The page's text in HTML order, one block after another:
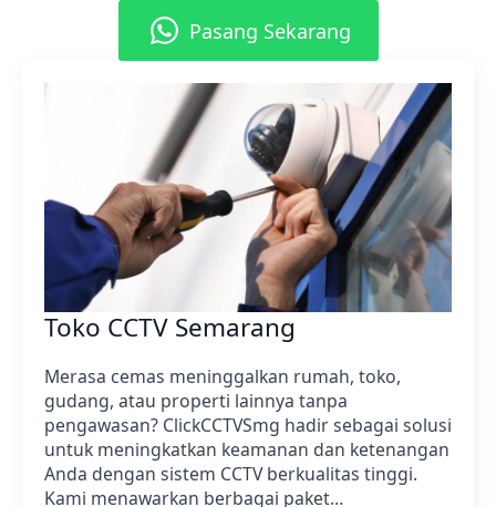
Pasang Sekarang
Toko CCTV Semarang
Merasa cemas meninggalkan rumah, toko,
gudang, atau properti lainnya tanpa
pengawasan? ClickCCTVSmg hadir sebagai solusi
untuk meningkatkan keamanan dan ketenangan
Anda dengan sistem CCTV berkualitas tinggi.
Kami menawarkan berbagai paket…